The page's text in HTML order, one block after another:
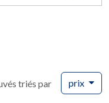
triés par prix